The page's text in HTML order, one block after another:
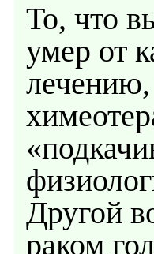
То, что
умер от
лечению,
Другой
раком